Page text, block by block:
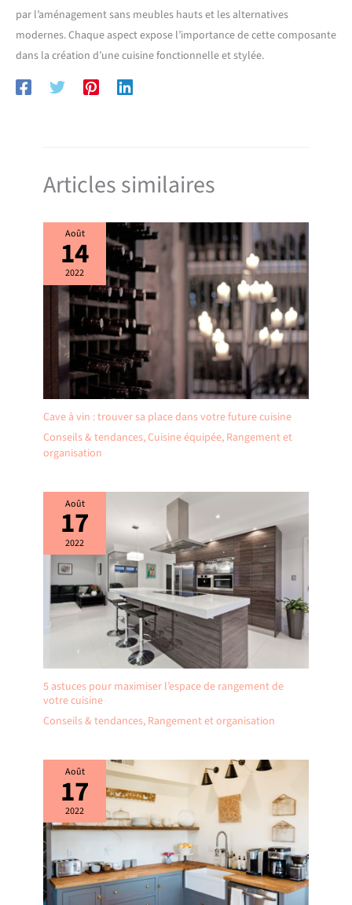
par l’aménagement sans meubles hauts et les alternatives
modernes. Chaque aspect expose l’importance de cette composante
dans la création d’une cuisine fonctionnelle et stylée.
Articles similaires
Août
14
2022
Cave à vin : trouver sa place dans votre future cuisine
Conseils & tendances,Cuisine équipée, Rangement et
organisation
Août
17
2022
5 astuces pour maximiser l’espace de rangement de
votre cuisine
Conseils & tendances, Rangement et organisation
Août
17
2022